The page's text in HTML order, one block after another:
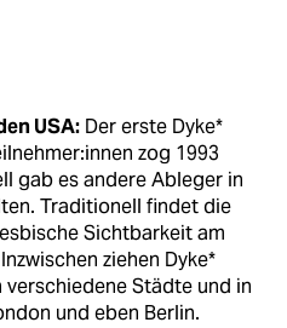
USA: Der erste Dyke*
zog 1993
gab es andere Ableger in
Traditionell findet die
Sichtbarkeit am
ziehen Dyke*
Städte und in
und eben Berlin.